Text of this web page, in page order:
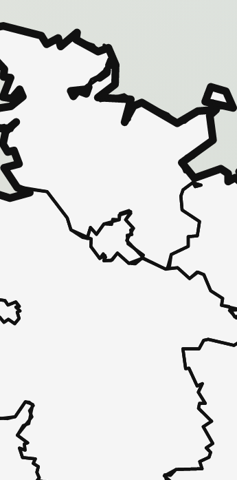
in 30 Sekunden zu einem
bei Ihnen.